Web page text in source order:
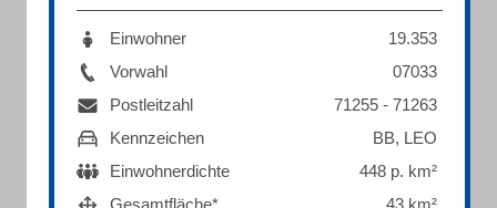
Einwohner
19.353
Vorwahl
07033
Postleitzahl
71255 - 71263
Kennzeichen
BB, LEO
Einwohnerdichte
448 p. km²
Gesamtfläche*
43 km²